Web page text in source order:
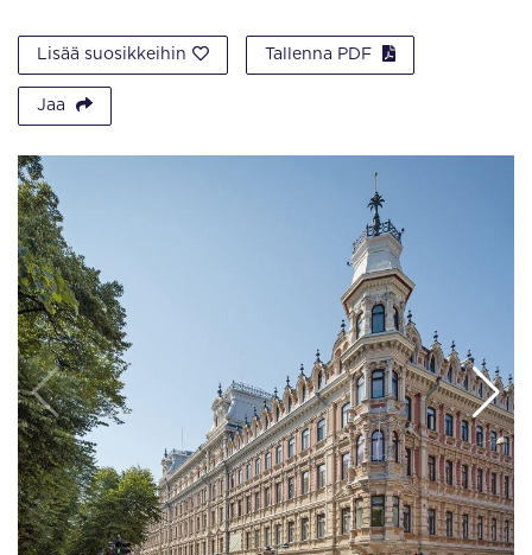
Lisää suosikkeihin Tallenna PDF
Jaa